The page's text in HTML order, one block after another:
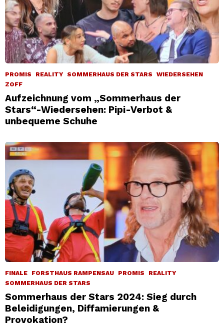
PROMIS REALITY SOMMERHAUS DER STARS
WIEDERSEHEN
ZOFF
Aufzeichnung vom „Sommerhaus der
Stars“-Wiedersehen: Pipi-Verbot &
unbequeme Schuhe
FINALE FORSTHAUS RAMPENSAU PROMIS
REALITY
SOMMERHAUS DER STARS
Sommerhaus der Stars 2024: Sieg durch
Beleidigungen, Diffamierungen &
Provokation?